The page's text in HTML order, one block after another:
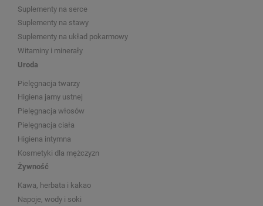
Suplementy na serce
Suplementy na stawy
Suplementy na układ pokarmowy
Witaminy i minerały
Uroda
Pielęgnacja twarzy
Higiena jamy ustnej
Pielęgnacja włosów
Pielęgnacja ciała
Higiena intymna
Kosmetyki dla mężczyzn
Żywność
Kawa, herbata i kakao
Napoje, wody i soki